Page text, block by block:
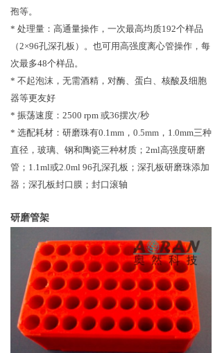
孢等。
* 处理量：高通量操作，一次最高均质192个样品
（2×96孔深孔板）。也可用高强度离心管操作，每
次最多48个样品。
* 不起泡沫，无需酒精，对酶、蛋白、核酸及细胞
器等更友好
* 振荡速度：2500 rpm 或36摆次/秒
* 选配耗材： 研磨珠有0.1mm，0.5mm，1.0mm三种
直径 ，玻璃、钢和陶瓷三种材质 ；2ml高强度研磨
管； 1.1ml或2.0ml 96孔深孔板；深孔板研磨珠添加
器；深孔板封口膜；封口滚轴
研磨管架